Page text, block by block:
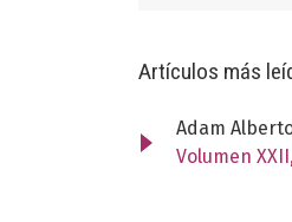
Artículos más
Adam
Volumen